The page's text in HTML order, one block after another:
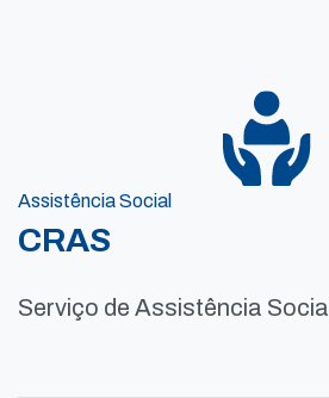
Assistência Social
CRAS
Serviço de Assistência Social